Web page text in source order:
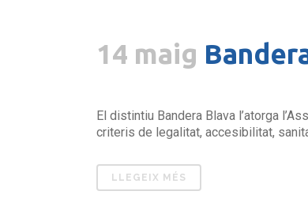
14 maig
El distintiu Bandera Blava l’atorga
criteris de legalitat, accesibilitat,
LLEGEIX MÉS